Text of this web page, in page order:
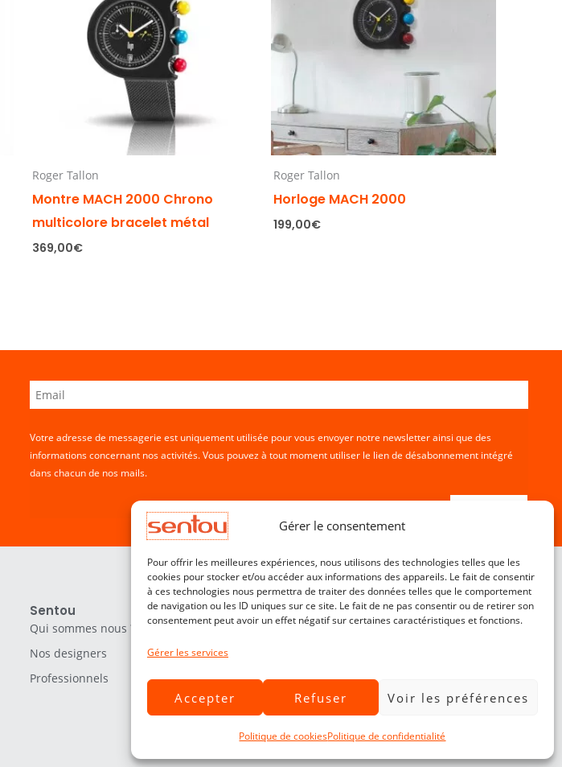
Gérer le consentement
Pour offrir les meilleures expériences, nous utilisons des technologies telles que les
cookies pour stocker et/ou accéder aux informations des appareils. Le fait de consentir
à ces technologies nous permettra de traiter des données telles que le comportement
de navigation ou les ID uniques sur ce site. Le fait de ne pas consentir ou de retirer son
consentement peut avoir un effet négatif sur certaines caractéristiques et fonctions.
Gérer les services
Accepter Refuser Voir les préférences
Politique de cookiesPolitique de confidentialité
Roger Tallon
Montre MACH 2000 Chrono
multicolore bracelet métal
369,00€
Roger Tallon
Horloge MACH 2000
199,00€
Votre adresse de messagerie est uniquement utilisée pour vous envoyer notre newsletter ainsi que des
informations concernant nos activités. Vous pouvez à tout moment utiliser le lien de désabonnement intégré
dans chacun de nos mails.
Sentou
Qui sommes nous ?
Nos designers
Professionnels
Service Clients
Contact
Livraisons & Retours
Mentions légales